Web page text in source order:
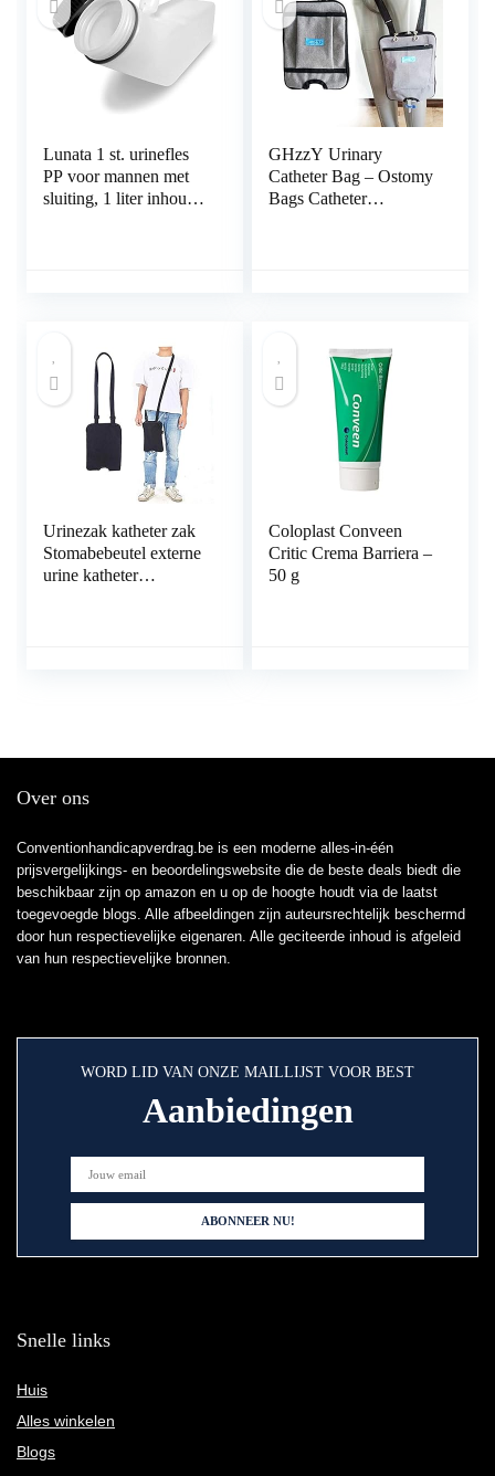
Lunata 1 st. urinefles
PP voor mannen met
sluiting, 1 liter inhoud,
GHzzY Urinary
Catheter Bag – Ostomy
Bags Catheter
Urinezak katheter zak
Stomabebeutel externe
urine katheter
Coloplast Conveen
Critic Crema Barriera –
50 g
Over ons
Conventionhandicapverdrag.be is een moderne alles-in-één
prijsvergelijkings- en beoordelingswebsite die de beste deals biedt die
beschikbaar zijn op amazon en u op de hoogte houdt via de laatst
toegevoegde blogs. Alle afbeeldingen zijn auteursrechtelijk beschermd
door hun respectievelijke eigenaren. Alle geciteerde inhoud is afgeleid
van hun respectievelijke bronnen.
WORD LID VAN ONZE MAILLIJST VOOR BEST
Aanbiedingen
Snelle links
Huis
Alles winkelen
Blogs